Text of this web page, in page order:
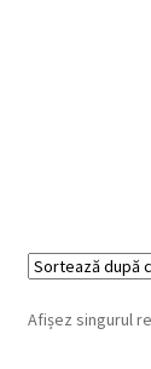
Afișez singurul